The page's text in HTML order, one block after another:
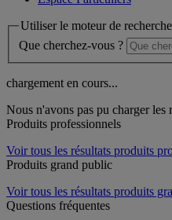
Utiliser le moteur de recherche
Que cherchez-vous ?
chargement en cours...
Nous n'avons pas pu charger les
Produits professionnels
Voir tous les résultats produits
Produits grand public
Voir tous les résultats produits
Questions fréquentes